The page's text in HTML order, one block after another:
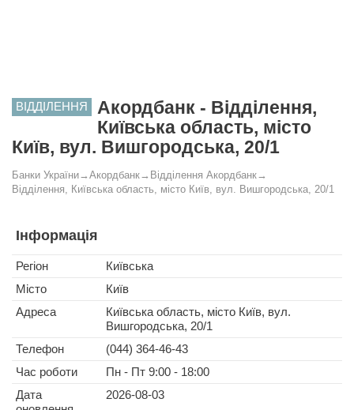
ВІДДІЛЕННЯ
Акордбанк - Відділення,
Київська область, місто
Київ, вул. Вишгородська, 20/1
Банки України→ Акордбанк→ Відділення Акордбанк→
Відділення, Київська область, місто Київ, вул. Вишгородська, 20/1
Інформація
Регіон
Київська
Місто
Київ
Адреса
Київська область, місто Київ, вул.
Вишгородська, 20/1
Телефон
(044) 364-46-43
Час роботи
Пн - Пт 9:00 - 18:00
Дата
2026-08-03